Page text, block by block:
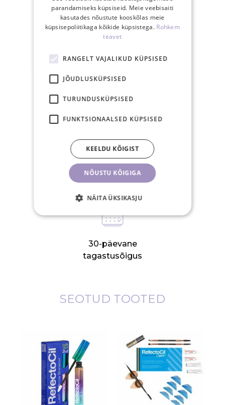
Tasuta saatmine
15.00-ks tasutud
tellimus posti samal
tööpäeval
30-päevane
tagastusõigus
SEOTUD TOOTED
parandamiseks küpsiseid. Meie veebisaiti
kasutades nõustute kooskõlas meie
küpsisepoliitikaga kõikide küpsistega. Rohkem
teavet
RANGELT VAJALIKUD KÜPSISED
JÕUDLUSKÜPSISED
TURUNDUSKÜPSISED
FUNKTSIONAALSED KÜPSISED
NÕUSTU KÕIGIGA
KEELDU KÕIGIST
NÄITA ÜKSIKASJU